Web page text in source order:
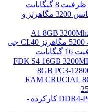
رم دسکتاپ کروشیال با فرکانس 3200 مگاهرتز و
رم کامپیوتر DDR5 تک کاناله 5200 مگاهرتز CL40 جی
رم لپ تاپ 4 گیگ DDR4-PC4 (2666) کارکرده -